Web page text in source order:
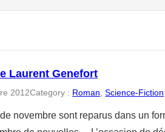
Laurent Genefort
2012Category : Roman , Science-Fiction
novembre sont reparus dans un